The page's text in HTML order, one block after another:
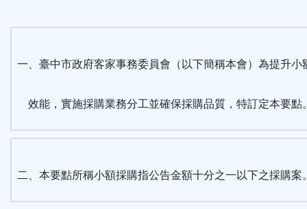
能
區
一、臺中市政府客家事務委員會（以下簡稱本會）為提升小
效能，實施採購業務分工並確保採購品質，特訂定本要點
二、本要點所稱小額採購指公告金額十分之一以下之採購案